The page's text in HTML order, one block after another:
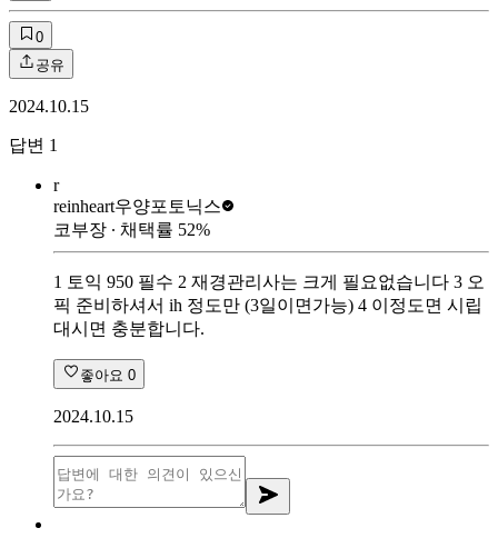
0
공유
2024.10.15
답변 1
r
reinheart우양포토닉스
코부장 ∙ 채택률 52%
1 토익 950 필수 2 재경관리사는 크게 필요없습니다 3 오
픽 준비하셔서 ih 정도만 (3일이면가능) 4 이정도면 시립
대시면 충분합니다.
좋아요 0
2024.10.15